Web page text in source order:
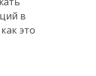
в
это